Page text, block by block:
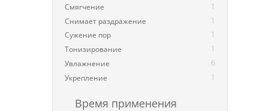
Смягчение
1
Снимает раздражение
1
Сужение пор
1
Тонизирование
1
Увлажнение
6
Укрепление
1
Время применения